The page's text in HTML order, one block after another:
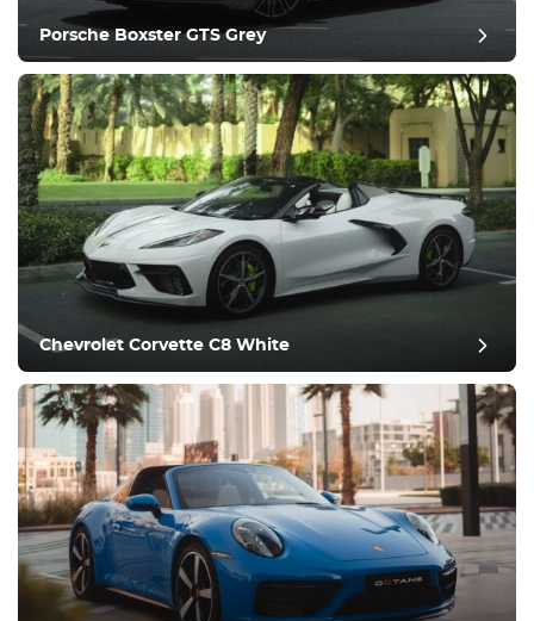
pós-revisão
Porsche Boxster GTS Grey
Chevrolet Corvette C8 White